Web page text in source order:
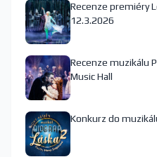
Recenze premiéry
12.3.2026
Recenze muzikálu
Music Hall
Konkurz do